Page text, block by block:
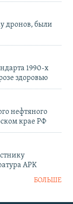
дронов, были
1990-х
здоровью
нефтяного
крае РФ
АРК
БОЛЬШЕ